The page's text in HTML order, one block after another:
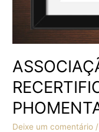
Deixe um comentário /